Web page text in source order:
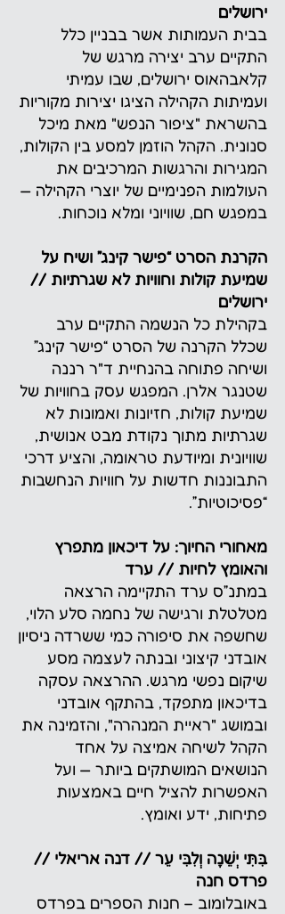
ירושלים
בבית העמותות אשר בבניין כלל
התקיים ערב יצירה מרגש של
קלאבהאוס ירושלים, שבו עמיתי
ועמיתות הקהילה הציגו יצירות מקוריות
בהשראת "ציפור הנפש" מאת מיכל
סנונית. הקהל הוזמן למסע בין הקולות,
המגירות והרגשות המרכיבים את
העולמות הפנימיים של יוצרי הקהילה —
במפגש חם, שוויוני ומלא נוכחות.
הקרנת הסרט “פישר קינג” ושיח על
שמיעת קולות וחוויות לא שגרתיות //
ירושלים
בקהילת כל הנשמה התקיים ערב
שכלל הקרנה של הסרט “פישר קינג”
ושיחה פתוחה בהנחיית ד"ר רננה
שטנגר אלרן. המפגש עסק בחוויות של
שמיעת קולות, חזיונות ואמונות לא
שגרתיות מתוך נקודת מבט אנושית,
שוויונית ומיודעת טראומה, והציע דרכי
התבוננות חדשות על חוויות הנחשבות
“פסיכוטיות”.
מאחורי החיוך: על דיכאון מתפרץ
והאומץ לחיות // ערד
במתנ״ס ערד התקיימה הרצאה
מטלטלת ורגישה של נחמה סלע הלוי,
שחשפה את סיפורה כמי ששרדה ניסיון
אובדני קיצוני ובנתה לעצמה מסע
שיקום נפשי מרגש. ההרצאה עסקה
בדיכאון מתפקד, בהתקף אובדני
ובמושג "ראיית המנהרה", והזמינה את
הקהל לשיחה אמיצה על אחד
הנושאים המושתקים ביותר — ועל
האפשרות להציל חיים באמצעות
פתיחות, ידע ואומץ.
בִּתִּי יְשֵׁנָה וְלִבִּי עֵר // דנה אריאלי //
פרדס חנה
באובלומוב – חנות הספרים בפרדס